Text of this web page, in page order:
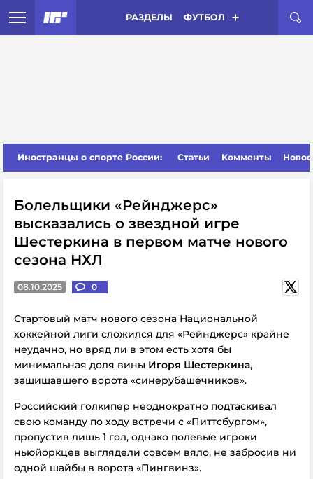
РАЗДЕЛЫ ФУТБОЛ
Иностранцы о спорте России: Статьи Комменты
Болельщики «Рейнджерс»
высказались о звездной игре
Шестеркина в первом матче нового
сезона НХЛ
08.10.2025 0
Стартовый матч нового сезона Национальной
хоккейной лиги сложился для «Рейнджерс» крайне
неудачно, но вряд ли в этом есть хотя бы
минимальная доля вины Игоря Шестеркина,
защищавшего ворота «синерубашечников».
Российский голкипер неоднократно подтаскивал
свою команду по ходу встречи с «Питтсбургом»,
пропустив лишь 1 гол, однако полевые игроки
ньюйоркцев выглядели совсем вяло, не забросив ни
одной шайбы в ворота «Пингвинз».